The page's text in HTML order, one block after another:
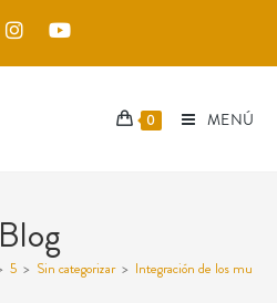
0 MENÚ
Blog
5 > Sin categorizar > Integración de los